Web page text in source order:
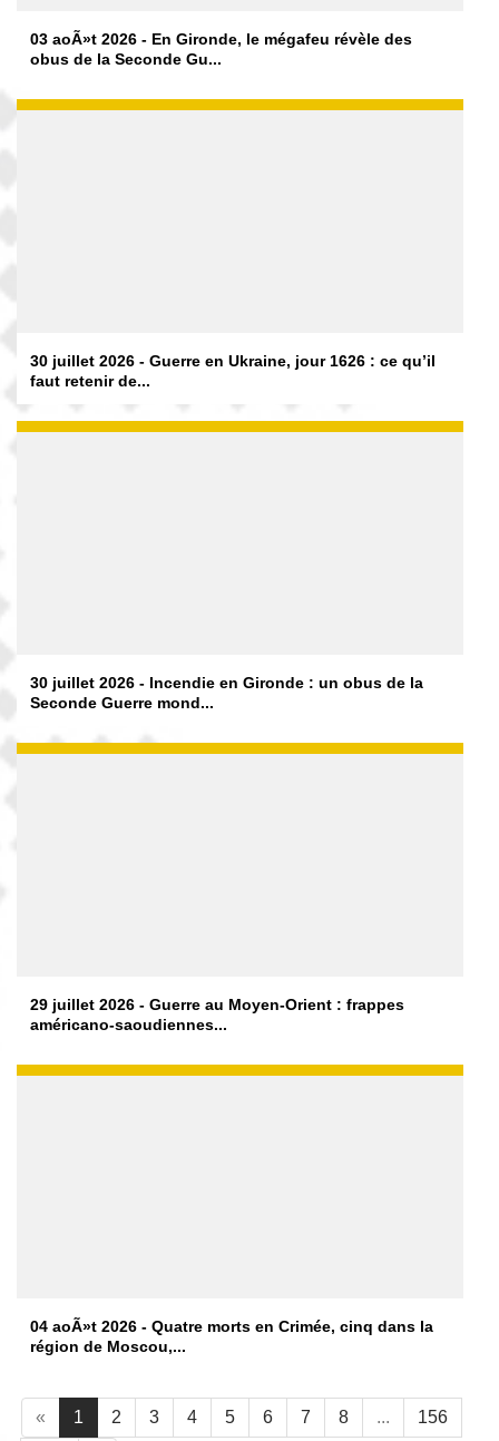
03 aoÃ»t 2026 - En Gironde, le mégafeu révèle des
obus de la Seconde Gu...
30 juillet 2026 - Guerre en Ukraine, jour 1626 : ce qu’il
faut retenir de...
30 juillet 2026 - Incendie en Gironde : un obus de la
Seconde Guerre mond...
29 juillet 2026 - Guerre au Moyen-Orient : frappes
américano-saoudiennes...
04 aoÃ»t 2026 - Quatre morts en Crimée, cinq dans la
région de Moscou,...
« 1 2 3 4 5 6 7 8 ... 156